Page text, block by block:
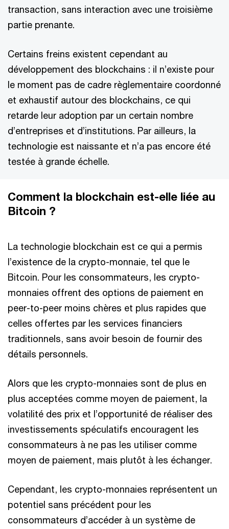
transaction, sans interaction avec une troisième
partie prenante.
Certains freins existent cependant au
développement des blockchains : il n’existe pour
le moment pas de cadre règlementaire coordonné
et exhaustif autour des blockchains, ce qui
retarde leur adoption par un certain nombre
d’entreprises et d’institutions. Par ailleurs, la
technologie est naissante et n’a pas encore été
testée à grande échelle.
Comment la blockchain est-elle liée au
Bitcoin ?
La technologie blockchain est ce qui a permis
l’existence de la crypto-monnaie, tel que le
Bitcoin. Pour les consommateurs, les crypto-
monnaies offrent des options de paiement en
peer-to-peer moins chères et plus rapides que
celles offertes par les services financiers
traditionnels, sans avoir besoin de fournir des
détails personnels.
Alors que les crypto-monnaies sont de plus en
plus acceptées comme moyen de paiement, la
volatilité des prix et l’opportunité de réaliser des
investissements spéculatifs encouragent les
consommateurs à ne pas les utiliser comme
moyen de paiement, mais plutôt à les échanger.
Cependant, les crypto-monnaies représentent un
potentiel sans précédent pour les
consommateurs d’accéder à un système de